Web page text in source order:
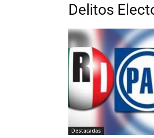
Delitos
Destacadas